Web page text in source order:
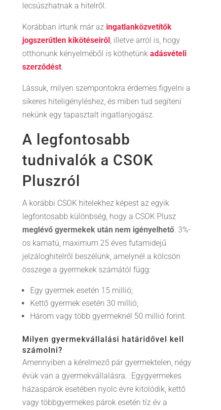
lecsúszhatnak a hitelről.
Korábban írtunk már az ingatlanközvetítők
jogszerűtlen kikötéseiről, illetve arról is, hogy
otthonunk kényelméből is köthetünk adásvételi
szerződést.
Lássuk, milyen szempontokra érdemes figyelni a
sikeres hiteligényléshez, és miben tud segíteni
nekünk egy tapasztalt ingatlanjogász.
A legfontosabb
tudnivalók a CSOK
Pluszról
A korábbi CSOK hitelekhez képest az egyik
legfontosabb különbség, hogy a CSOK Plusz
meglévő gyermekek után nem igényelhető. 3%-
os kamatú, maximum 25 éves futamidejű
jelzáloghitelről beszélünk, amelynél a kölcsön
összege a gyermekek számától függ:
Egy gyermek esetén 15 millió;
Kettő gyermek esetén 30 millió;
Három vagy több gyermeknél 50 millió forint.
Milyen gyermekvállalási határidővel kell
számolni?
Amennyiben a kérelmező pár gyermektelen, négy
évük van a gyermekvállalásra. Egygyermekes
házaspárok esetében nyolc évre kitolódik, kettő
vagy többgyermekes párok esetén tíz év a